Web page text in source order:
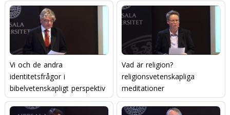
Vi och de andra 
identitetsfrågor i
bibelvetenskapligt perspektiv
Vad är religion? 
religionsvetenskapliga
meditationer